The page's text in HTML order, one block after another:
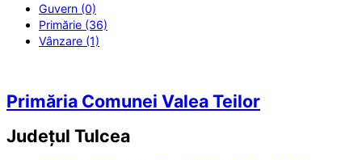
Guvern (0)
Primărie (36)
Vânzare (1)
Primăria Comunei Valea Teilor
Județul Tulcea